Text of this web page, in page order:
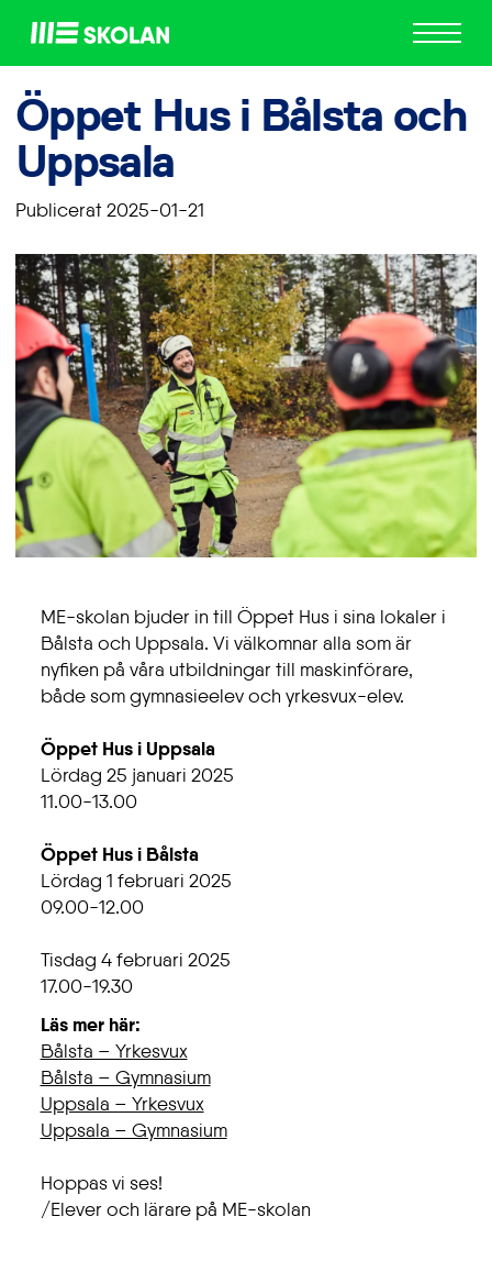
ME
Skolan
Öppet Hus i Bålsta och
Uppsala
Publicerat 2025-01-21
ME-skolan bjuder in till Öppet Hus i sina lokaler i
Bålsta och Uppsala. Vi välkomnar alla som är
nyfiken på våra utbildningar till maskinförare,
både som gymnasieelev och yrkesvux-elev.
Öppet Hus i Uppsala
Lördag 25 januari 2025
11.00-13.00
Öppet Hus i Bålsta
Lördag 1 februari 2025
09.00-12.00
Tisdag 4 februari 2025
17.00-19.30
Läs mer här:
Bålsta – Yrkesvux
Bålsta – Gymnasium
Uppsala – Yrkesvux
Uppsala – Gymnasium
Hoppas vi ses!
/Elever och lärare på ME-skolan